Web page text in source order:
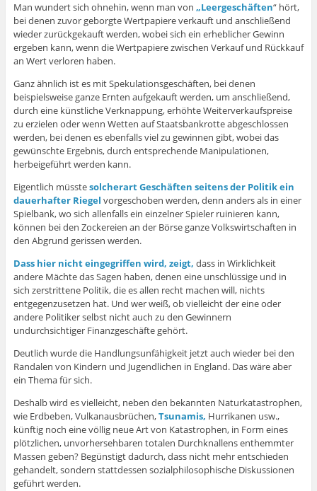
Man wundert sich ohnehin, wenn man von „Leergeschäften“ hört,
bei denen zuvor geborgte Wertpapiere verkauft und anschließend
wieder zurückgekauft werden, wobei sich ein erheblicher Gewinn
ergeben kann, wenn die Wertpapiere zwischen Verkauf und Rückkauf
an Wert verloren haben.
Ganz ähnlich ist es mit Spekulationsgeschäften, bei denen
beispielsweise ganze Ernten aufgekauft werden, um anschließend,
durch eine künstliche Verknappung, erhöhte Weiterverkaufspreise
zu erzielen oder wenn Wetten auf Staatsbankrotte abgeschlossen
werden, bei denen es ebenfalls viel zu gewinnen gibt, wobei das
gewünschte Ergebnis, durch entsprechende Manipulationen,
herbeigeführt werden kann.
Eigentlich müsstesolcherart Geschäften seitens der Politik ein
dauerhafter Riegel vorgeschoben werden, denn anders als in einer
Spielbank, wo sich allenfalls ein einzelner Spieler ruinieren kann,
können bei den Zockereien an der Börse ganze Volkswirtschaften in
den Abgrund gerissen werden.
Dass hier nicht eingegriffen wird, zeigt, dass in Wirklichkeit
andere Mächte das Sagen haben, denen eine unschlüssige und in
sich zerstrittene Politik, die es allen recht machen will, nichts
entgegenzusetzen hat. Und wer weiß, ob vielleicht der eine oder
andere Politiker selbst nicht auch zu den Gewinnern
undurchsichtiger Finanzgeschäfte gehört.
Deutlich wurde die Handlungsunfähigkeit jetzt auch wieder bei den
Randalen von Kindern und Jugendlichen in England. Das wäre aber
ein Thema für sich.
Deshalb wird es vielleicht, neben den bekannten Naturkatastrophen,
wie Erdbeben, Vulkanausbrüchen,Tsunamis, Hurrikanen usw.,
künftig noch eine völlig neue Art von Katastrophen, in Form eines
plötzlichen, unvorhersehbaren totalen Durchknallens enthemmter
Massen geben? Begünstigt dadurch, dass nicht mehr entschieden
gehandelt, sondern stattdessen sozialphilosophische Diskussionen
geführt werden.